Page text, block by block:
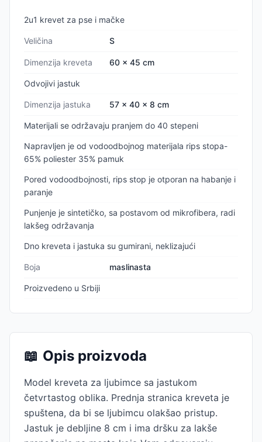
2u1 krevet za pse i mačke
Veličina S
Dimenzija kreveta 60 x 45 cm
Odvojivi jastuk
Dimenzija jastuka 57 x 40 x 8 cm
Materijali se održavaju pranjem do 40 stepeni
Napravljen je od vodoodbojnog materijala rips stopa-
65% poliester 35% pamuk
Pored vodoodbojnosti, rips stop je otporan na habanje i
paranje
Punjenje je sintetičko, sa postavom od mikrofibera, radi
lakšeg održavanja
Dno kreveta i jastuka su gumirani, neklizajući
Boja maslinasta
Proizvedeno u Srbiji
📖 Opis proizvoda
Model kreveta za ljubimce sa jastukom
četvrtastog oblika. Prednja stranica kreveta je
spuštena, da bi se ljubimcu olakšao pristup.
Jastuk je debljine 8 cm i ima dršku za lakše